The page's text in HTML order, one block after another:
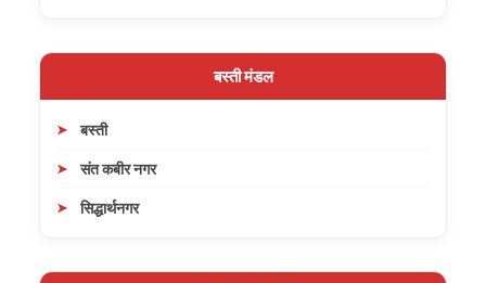
बस्ती मंडल
बस्ती
संत कबीर नगर
सिद्धार्थनगर